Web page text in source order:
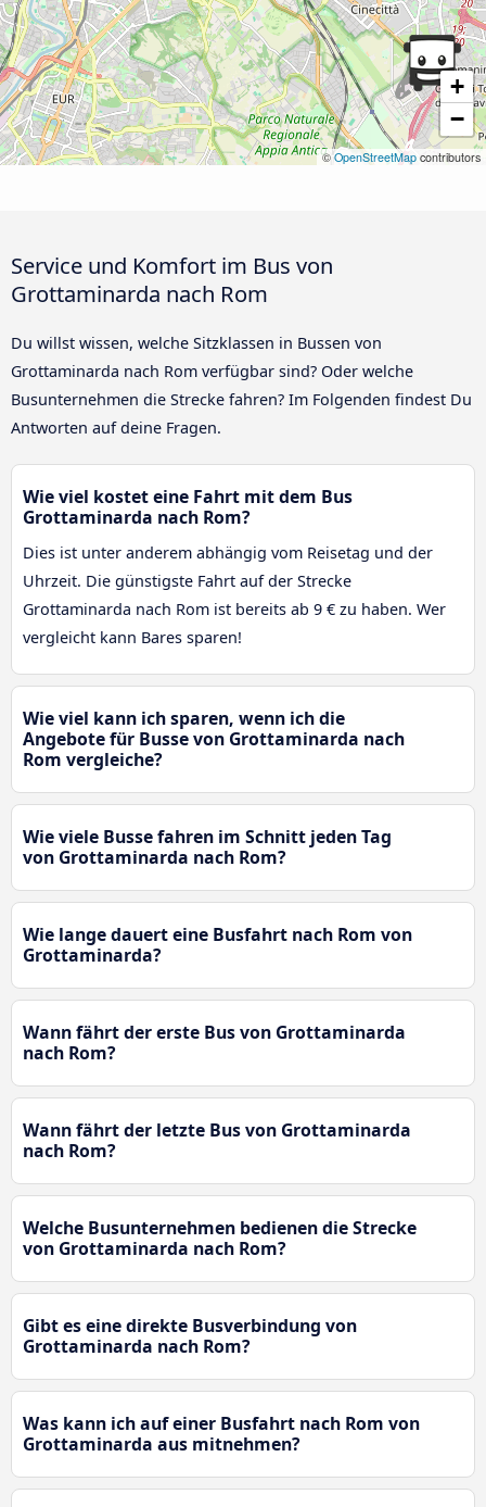
+
−
©OpenStreetMap contributors
Service und Komfort im Bus von
Grottaminarda nach Rom
Du willst wissen, welche Sitzklassen in Bussen von
Grottaminarda nach Rom verfügbar sind? Oder welche
Busunternehmen die Strecke fahren? Im Folgenden findest Du
Antworten auf deine Fragen.
Wie viel kostet eine Fahrt mit dem Bus
Grottaminarda nach Rom?
Dies ist unter anderem abhängig vom Reisetag und der
Uhrzeit. Die günstigste Fahrt auf der Strecke
Grottaminarda nach Rom ist bereits ab 9 € zu haben. Wer
vergleicht kann Bares sparen!
Wie viel kann ich sparen, wenn ich die
Angebote für Busse von Grottaminarda nach
Rom vergleiche?
Wie viele Busse fahren im Schnitt jeden Tag
von Grottaminarda nach Rom?
Wie lange dauert eine Busfahrt nach Rom von
Grottaminarda?
Wann fährt der erste Bus von Grottaminarda
nach Rom?
Wann fährt der letzte Bus von Grottaminarda
nach Rom?
Welche Busunternehmen bedienen die Strecke
von Grottaminarda nach Rom?
Gibt es eine direkte Busverbindung von
Grottaminarda nach Rom?
Was kann ich auf einer Busfahrt nach Rom von
Grottaminarda aus mitnehmen?